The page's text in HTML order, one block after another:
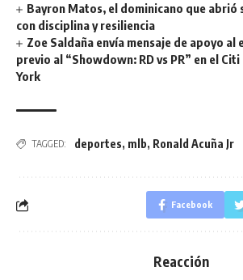
Bayron Matos, el dominicano que abrió
con disciplina y resiliencia
Zoe Saldaña envía mensaje de apoyo al
previo al “Showdown: RD vs PR” en el
York
TAGGED: deportes, mlb, Ronald Acuña Jr
Facebook
Reacción